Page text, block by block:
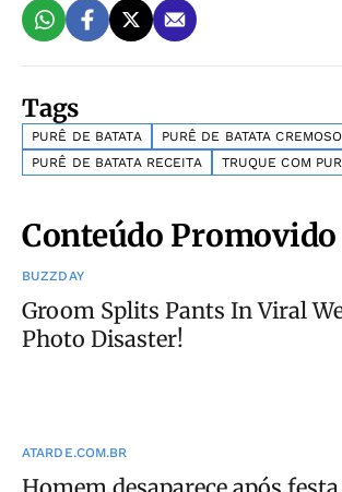
Tags
PURÊ DE BATATA
PURÊ DE BATATA CREMOSO
PURÊ DE BATATA RECEITA
TRUQUE COM